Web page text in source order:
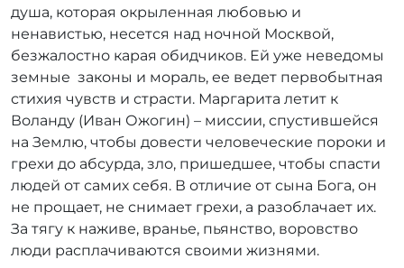
душа, которая окрыленная любовью и
ненавистью, несется над ночной Москвой,
безжалостно карая обидчиков. Ей уже неведомы
земные законы и мораль, ее ведет первобытная
стихия чувств и страсти. Маргарита летит к
Воланду (Иван Ожогин) – миссии, спустившейся
на Землю, чтобы довести человеческие пороки и
грехи до абсурда, зло, пришедшее, чтобы спасти
людей от самих себя. В отличие от сына Бога, он
не прощает, не снимает грехи, а разоблачает их.
За тягу к наживе, вранье, пьянство, воровство
люди расплачиваются своими жизнями.